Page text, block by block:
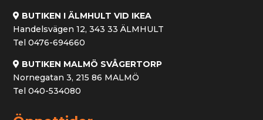
BUTIKEN I ÄLMHULT VID IKEA
Handelsvägen 12, 343 33 ÄLMHULT
Tel 0476-694660
BUTIKEN MALMÖ SVÅGERTORP
Nornegatan 3, 215 86 MALMÖ
Tel 040-534080